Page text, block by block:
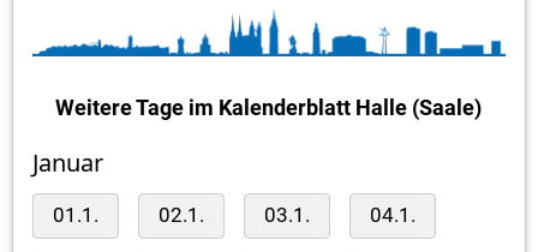
Weitere Tage im Kalenderblatt Halle (Saale)
Januar
01.1. 02.1. 03.1. 04.1.